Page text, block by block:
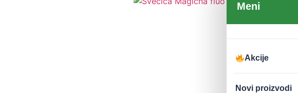
Meni
Akcije
Novi proizvodi